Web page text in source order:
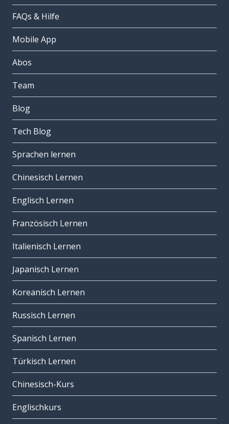
FAQs & Hilfe
Mobile App
Abos
Team
Blog
Tech Blog
Sprachen lernen
Chinesisch Lernen
Englisch Lernen
Französisch Lernen
Italienisch Lernen
Japanisch Lernen
Koreanisch Lernen
Russisch Lernen
Spanisch Lernen
Türkisch Lernen
Chinesisch-Kurs
Englischkurs